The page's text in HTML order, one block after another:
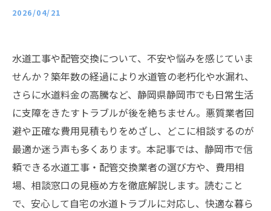
2026/04/21
水道工事や配管交換について、不安や悩みを感じていま
せんか？築年数の経過により水道管の老朽化や水漏れ、
さらに水道料金の高騰など、静岡県静岡市でも日常生活
に支障をきたすトラブルが後を絶ちません。悪質業者回
避や正確な費用見積もりをめざし、どこに相談するのが
最適か迷う声も多くあります。本記事では、静岡市で信
頼できる水道工事・配管交換業者の選び方や、費用相
場、相談窓口の見極め方を徹底解説します。読むこと
で、安心して自宅の水道トラブルに対応し、快適な暮ら